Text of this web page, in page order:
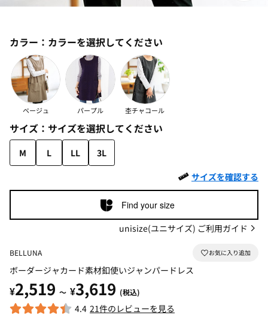
カラー： カラーを選択してください
ベージュ パープル 杢チャコール
サイズ： サイズを選択してください
M L LL
3L
サイズを確認する
Find your size
unisize(ユニサイズ) ご利用ガイド
BELLUNA
ボーダージャカード素材釦使いジャンパードレス
¥2,519 ～ ¥3,619 (税込)
4.4 21件のレビューを見る